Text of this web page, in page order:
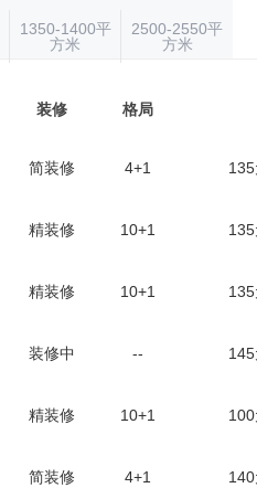
1350-1400平
方米
2500-2550平
方米
装修 格局
简装修 4+1
精装修 10+1
精装修 10+1
装修中 --
精装修 10+1
简装修 4+1